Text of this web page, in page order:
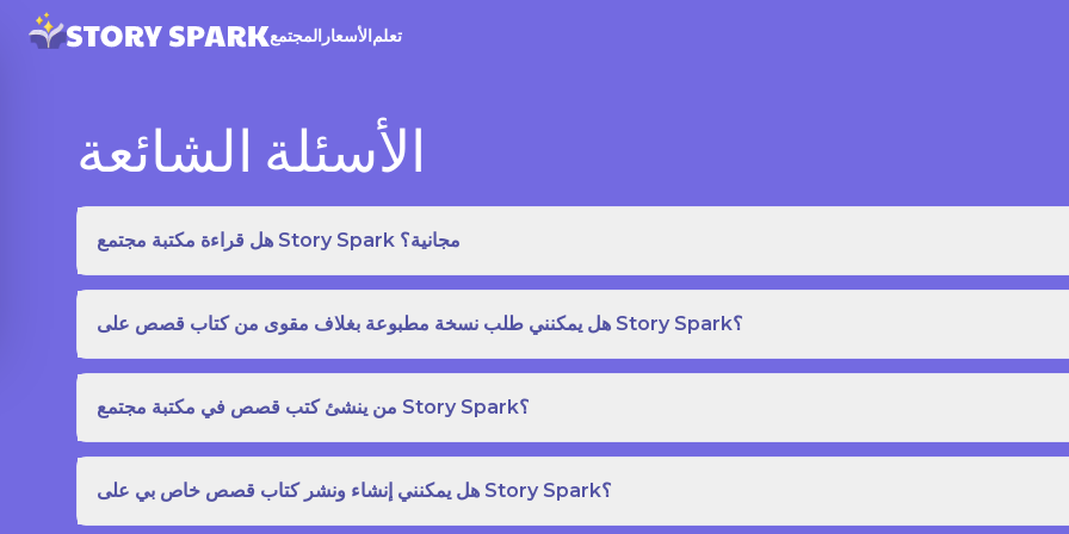
المجتمع الأسعارتعلم
الأسئلة الشائعة
هل قراءة مكتبة مجتمع Story Spark مجانية؟
هل يمكنني طلب نسخة مطبوعة بغلاف مقوى من كتاب قصص على Story Spark؟
من ينشئ كتب قصص في مكتبة مجتمع Story Spark؟
هل يمكنني إنشاء ونشر كتاب قصص خاص بي على Story Spark؟